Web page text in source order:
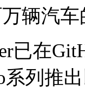
辆汽
已在
系列推